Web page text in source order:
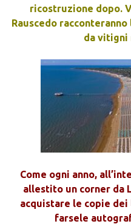
ricostruzione dopo.
Rauscedo
da vitigni
Come ogni anno,
allestito un corner da
acquistare le copie
farsele